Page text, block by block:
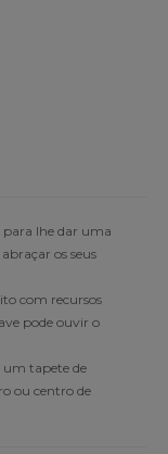
lhe dar uma
os seus
com recursos
pode ouvir o
um tapete de
ou centro de